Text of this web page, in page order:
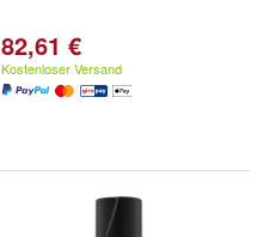
82,61 €
Kostenloser Versand